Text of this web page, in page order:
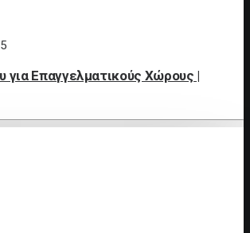
για Επαγγελματικούς Χώρους |